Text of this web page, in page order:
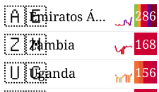
🇦🇪 286
Emiratos Árabes Unidos
🇿🇲 168
Zambia
🇺🇬 156
Uganda